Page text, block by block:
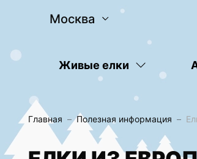
Москва
Живые елки
Главная Полезная информация